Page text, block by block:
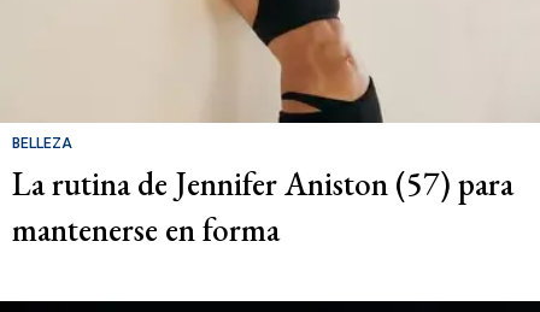
BELLEZA
La rutina de Jennifer Aniston (57) para
mantenerse en forma